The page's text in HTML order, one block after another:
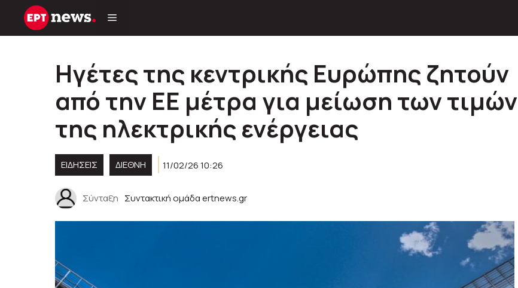
Μετάβαση
Ηγέτες της κεντρικής Ευρώπης ζητούν
από την ΕΕ μέτρα για μείωση των τιμών
της ηλεκτρικής ενέργειας
ΕΙΔΗΣΕΙΣ ΔΙΕΘΝΗ 11/02/26 10:26
Σύνταξη Συντακτική ομάδα ertnews.gr